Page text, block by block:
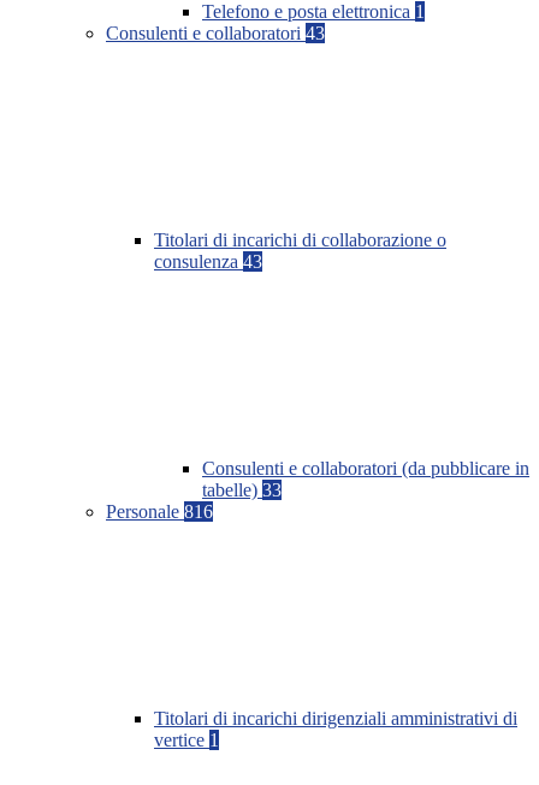
Telefono e posta elettronica 1
Consulenti e collaboratori 43
Titolari di incarichi di collaborazione o
consulenza 43
Consulenti e collaboratori (da pubblicare in
tabelle) 33
Personale 816
Titolari di incarichi dirigenziali amministrativi di
vertice 1